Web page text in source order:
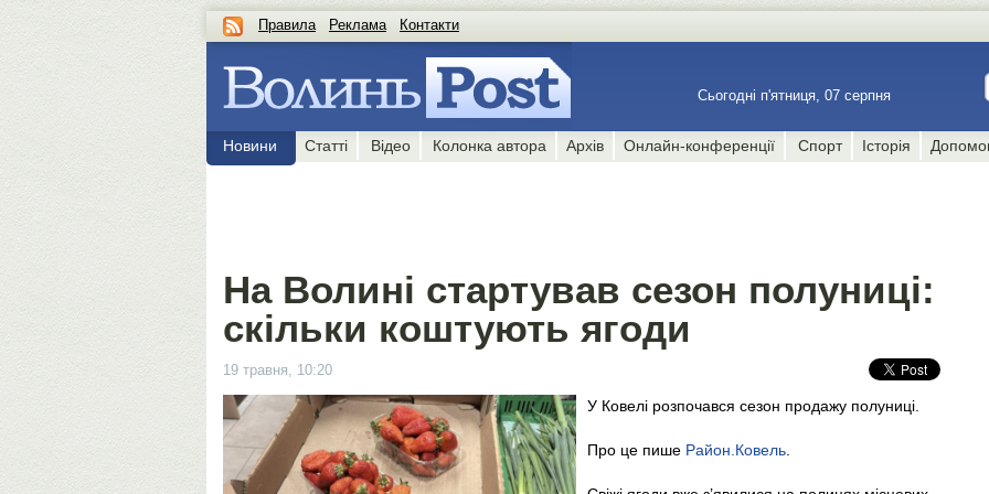
Правила Реклама Контакти
Сьогодні п'ятниця, 07 серпня
Новини Статті Відео Колонка автора Архів Онлайн-конференції Спорт Історія
На Волині стартував сезон полуниці:
скільки коштують ягоди
19 травня, 10:20
У Ковелі розпочався сезон продажу полуниці.
Про це пише Район.Ковель